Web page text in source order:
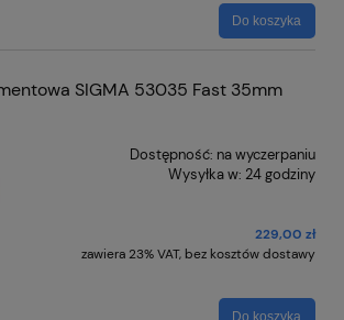
Do koszyka
SIGMA 53035 Fast 35mm
Dostępność: na wyczerpaniu
Wysyłka w: 24 godziny
229,00 zł
zawiera 23% VAT, bez kosztów dostawy
Do koszyka